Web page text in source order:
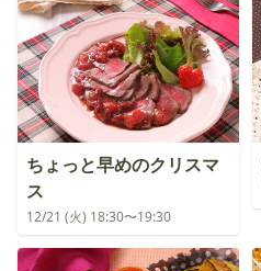
ちょっと早めのクリスマ
ス
12/21 (火) 18:30〜19:30